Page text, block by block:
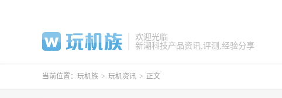
欢迎光临
新潮科技产品资讯,评测,经验分享
当前位置： 玩机族 > 玩机资讯 > 正文